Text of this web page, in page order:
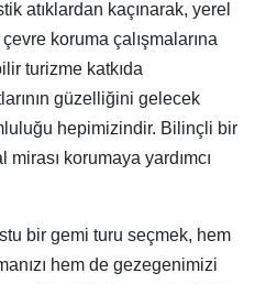
atıklardan kaçınarak, yerel
koruma çalışmalarına
turizme katkıda
güzelliğini gelecek
hepimizindir. Bilinçli bir
korumaya yardımcı
bir gemi turu seçmek, hem
hem de gezegenimizi